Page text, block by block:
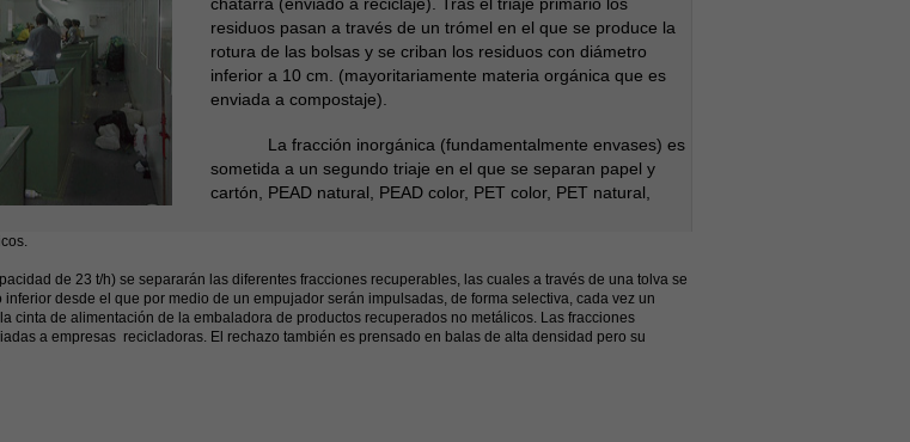
residuos pasan a través de un trómel en el que se produce la
rotura de las bolsas y se criban los residuos con diámetro
inferior a 10 cm. (mayoritariamente materia orgánica que es
enviada a compostaje).
La fracción inorgánica (fundamentalmente envases) es
sometida a un segundo triaje en el que se separan papel y
cartón, PEAD natural, PEAD color, PET color, PET natural,
de 23 t/h) se separarán las diferentes fracciones recuperables, las cuales a través de una tolva se
desde el que por medio de un empujador serán impulsadas, de forma selectiva, cada vez un
cinta de alimentación de la embaladora de productos recuperados no metálicos. Las fracciones
a empresas recicladoras. El rechazo también es prensado en balas de alta densidad pero su